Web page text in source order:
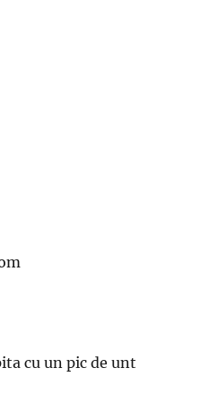
cu un pic de unt